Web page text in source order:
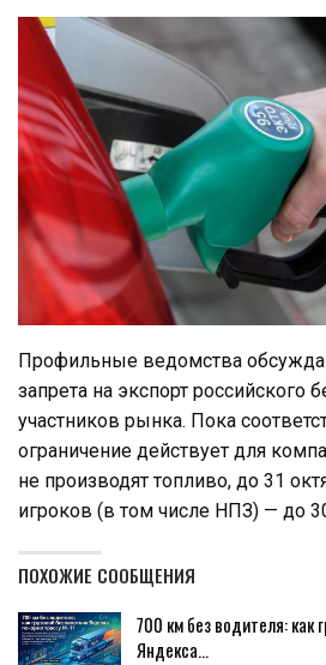
Профильные ведомства
запрета на экспорт российского
участников рынка. Пока
ограничение действует для
не производят топливо, до 31
игроков (в том числе НПЗ) — до
ПОХОЖИЕ СООБЩЕНИЯ
700 км без водителя: как
Яндекса…